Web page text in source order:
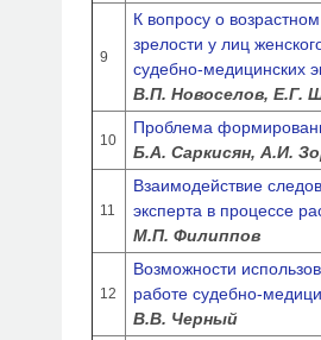
9
К вопросу о
зрелости у лиц
судебно-медицинских
В.П. Новоселов, Е.Г.
10
Проблема
Б.А. Саркисян, А.И.
11
Взаимодействие
эксперта в процессе
М.П. Филиппов
12
Возможности
работе судебно-
В.В. Черный